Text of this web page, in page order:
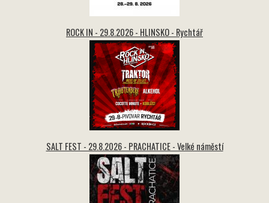
ROCK IN - 29.8.2026 - HLINSKO - Rychtář
SALT FEST - 29.8.2026 - PRACHATICE - Velké náměstí